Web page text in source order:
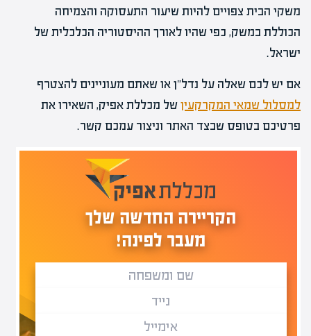
משקי הבית צפויים להיות שיעור התעסוקה והצמיחה
הכוללת במשק, כפי שהיו לאורך ההיסטוריה הכלכלית של
ישראל.
אם יש לכם שאלה על נדל"ן או שאתם מעוניינים להצטרף
למסלול שמאי המקרקעיןשל מכללת אפיק, השאירו את
פרטיכם בטופס שבצד האתר וניצור עמכם קשר.
הקריירה החדשה שלך
מעבר לפינה!